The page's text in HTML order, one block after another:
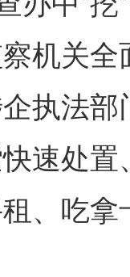
机关
执法
速处
、吃